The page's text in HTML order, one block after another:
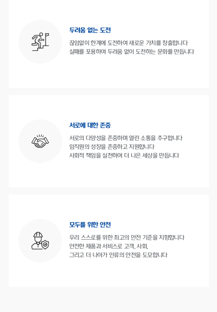
두려움 없는 도전
끊임없이 한계에 도전하여 새로운 가치를 창출합니다
실패를 포용하여 두려움 없이 도전하는 문화를 만듭니다
서로에 대한 존중
서로의 다양성을 존중하며 열린 소통을 추구합니다
임직원의 성장을 존중하고 지원합니다
사회적 책임을 실천하여 더 나은 세상을 만듭니다
모두를 위한 안전
우리 스스로를 위한 최고의 안전 기준을 지향합니다
안전한 제품과 서비스로 고객, 사회,
그리고 더 나아가 인류의 안전을 도모합니다